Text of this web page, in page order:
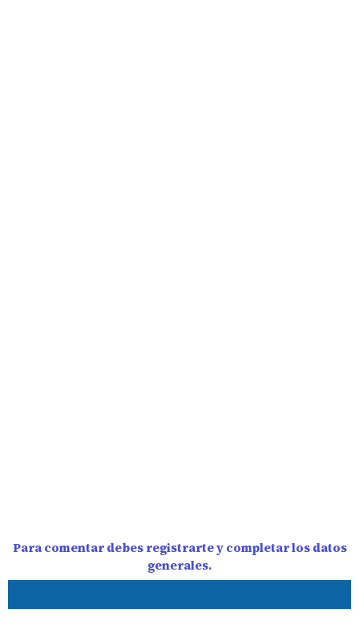
Para comentar debes registrarte y completar los datos
generales.